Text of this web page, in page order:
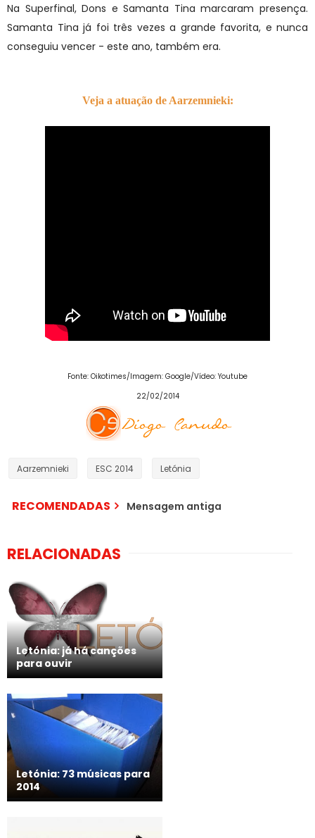
Na Superfinal, Dons e Samanta Tina marcaram presença.
Samanta Tina já foi três vezes a grande favorita, e nunca
conseguiu vencer - este ano, também era.
Veja a atuação de Aarzemnieki:
Fonte: Oikotimes/Imagem: Google/Vídeo: Youtube
22/02/2014
Aarzemnieki ESC 2014 Letónia
RECOMENDADAS Mensagem antiga
RELACIONADAS
Letónia: já há canções
para ouvir
Letónia: 73 músicas para
2014